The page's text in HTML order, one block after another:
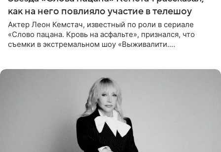
как на него повлияло участие в телешоу
Актер Леон Кемстач, известный по роли в сериале
«Слово пацана. Кровь на асфальте», признался, что
съемки в экстремальном шоу «Выживалити.